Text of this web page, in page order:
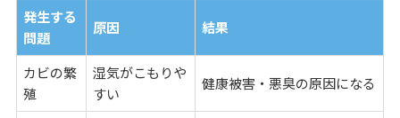
発生する
問題
原因 結果
カビの繁
殖
湿気がこもりや
すい
健康被害・悪臭の原因になる